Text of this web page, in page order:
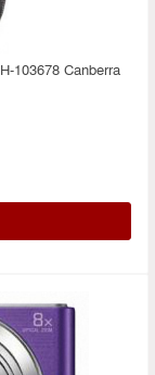
103678 Canberra